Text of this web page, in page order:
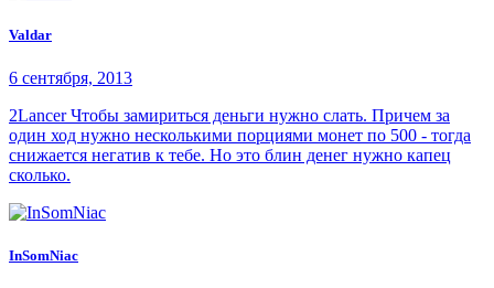
Valdar
6 сентября, 2013
2Lancer Чтобы замириться деньги нужно слать. Причем за
один ход нужно несколькими порциями монет по 500 - тогда
снижается негатив к тебе. Но это блин денег нужно капец
сколько.
InSomNiac